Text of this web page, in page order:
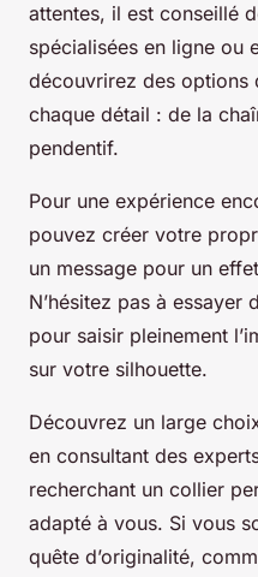
attentes, il est conseillé
spécialisées en ligne ou
découvrirez des options
chaque détail : de la
pendentif.
Pour une expérience
pouvez créer votre
un message pour un
N’hésitez pas à essayer
pour saisir pleinement
sur votre silhouette.
Découvrez un large
en consultant des
recherchant un collier
adapté à vous. Si vous
quête d’originalité,